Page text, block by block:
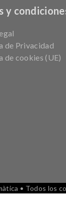
y
de Privacidad
de cookies (UE)
• Todos los